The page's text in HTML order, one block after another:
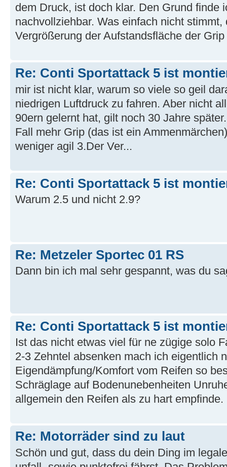
dem Druck, ist doch klar. Den Grund finde
nachvollziehbar. Was einfach nicht stimmt,
Vergrößerung der Aufstandsfläche der
Re: Conti Sportattack 5 ist
mir ist nicht klar, warum so viele so geil
niedrigen Luftdruck zu fahren. Aber nicht
90ern gelernt hat, gilt noch 30 Jahre
Fall mehr Grip (das ist ein
weniger agil 3.Der Ver...
Re: Conti Sportattack 5 ist
Warum 2.5 und nicht 2.9?
Re: Metzeler Sportec 01 RS
Dann bin ich mal sehr gespannt, was du
Re: Conti Sportattack 5 ist
Ist das nicht etwas viel für ne zügige solo
2-3 Zehntel absenken mach ich eigentlich
Eigendämpfung/Komfort vom Reifen so
Schräglage auf Bodenunebenheiten
allgemein den Reifen als zu hart empfinde.
Re: Motorräder sind zu laut
Schön und gut, dass du dein Ding im